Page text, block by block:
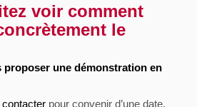
voir comment
le
proposer une démonstration en
contacterpour convenir d’une date.